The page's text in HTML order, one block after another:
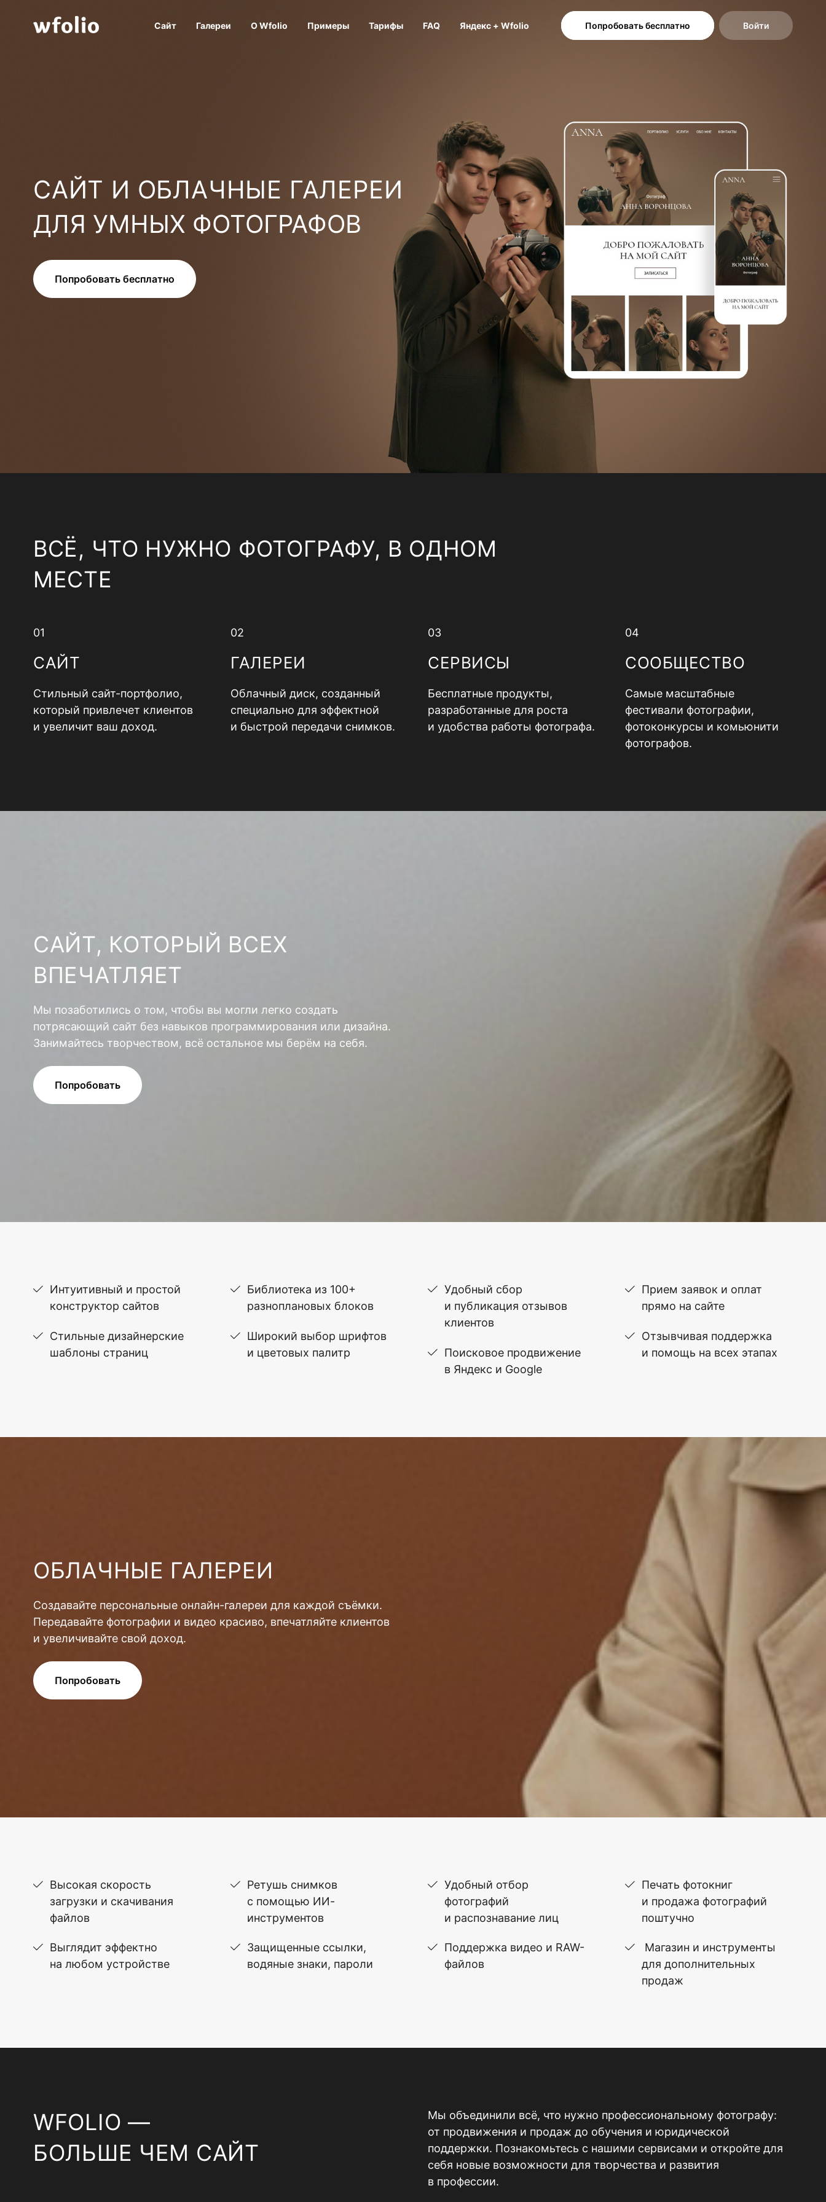
Сайт Галереи О Wfolio Примеры Тарифы FAQ Яндекс + Wfolio Попробовать бесплатно Войти
САЙТ И ОБЛАЧНЫЕ ГАЛЕРЕИ
ДЛЯ УМНЫХ ФОТОГРАФОВ
Попробовать бесплатно
ВСЁ, ЧТО НУЖНО ФОТОГРАФУ, В ОДНОМ
МЕСТЕ
01
САЙТ
Стильный сайт-портфолио,
который привлечет клиентов
и увеличит ваш доход.
02
ГАЛЕРЕИ
Облачный диск, созданный
специально для эффектной
и быстрой передачи снимков.
03
СЕРВИСЫ
Бесплатные продукты,
разработанные для роста
и удобства работы фотографа.
04
СООБЩЕСТВО
Самые масштабные
фестивали фотографии,
фотоконкурсы и комьюнити
фотографов.
САЙТ, КОТОРЫЙ ВСЕХ
ВПЕЧАТЛЯЕТ
Мы позаботились о том, чтобы вы могли легко создать
потрясающий сайт без навыков программирования или дизайна.
Занимайтесь творчеством, всё остальное мы берём на себя.
Попробовать
Интуитивный и простой
конструктор сайтов
Стильные дизайнерские
шаблоны страниц
Библиотека из 100+
разноплановых блоков
Широкий выбор шрифтов
и цветовых палитр
Удобный сбор
и публикация отзывов
клиентов
Поисковое продвижение
в Яндекс и Google
Прием заявок и оплат
прямо на сайте
Отзывчивая поддержка
и помощь на всех этапах
ОБЛАЧНЫЕ ГАЛЕРЕИ
Создавайте персональные онлайн-галереи для каждой съёмки.
Передавайте фотографии и видео красиво, впечатляйте клиентов
и увеличивайте свой доход.
Попробовать
Высокая скорость
загрузки и скачивания
файлов
Выглядит эффектно
на любом устройстве
Ретушь снимков
с помощью ИИ-
инструментов
Защищенные ссылки,
водяные знаки, пароли
Удобный отбор
фотографий
и распознавание лиц
Поддержка видео и RAW-
файлов
Печать фотокниг
и продажа фотографий
поштучно
Магазин и инструменты
для дополнительных
продаж
WFOLIO —
БОЛЬШЕ ЧЕМ САЙТ
Мы объединили всё, что нужно профессиональному фотографу:
от продвижения и продаж до обучения и юридической
поддержки. Познакомьтесь с нашими сервисами и откройте для
себя новые возможности для творчества и развития
в профессии.